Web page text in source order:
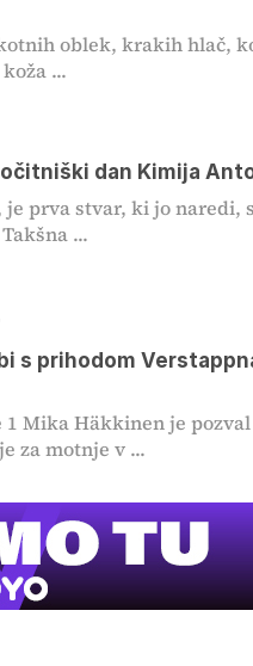
oblek, krakih hlač,
...
dan Kimija
je prva stvar, ki jo naredi,
...
s prihodom
1 Mika Häkkinen je
za motnje v ...